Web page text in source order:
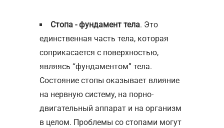
Стопа - фундамент тела. Это
единственная часть тела, которая
соприкасается с поверхностью,
являясь “фундаментом” тела.
Состояние стопы оказывает влияние
на нервную систему, на порно-
двигательный аппарат и на организм
в целом. Проблемы со стопами могут